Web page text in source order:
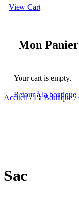
View Cart
Mon Panier
Your cart is empty.
Retour à la boutique
Accueil/La Boutique/
Sac